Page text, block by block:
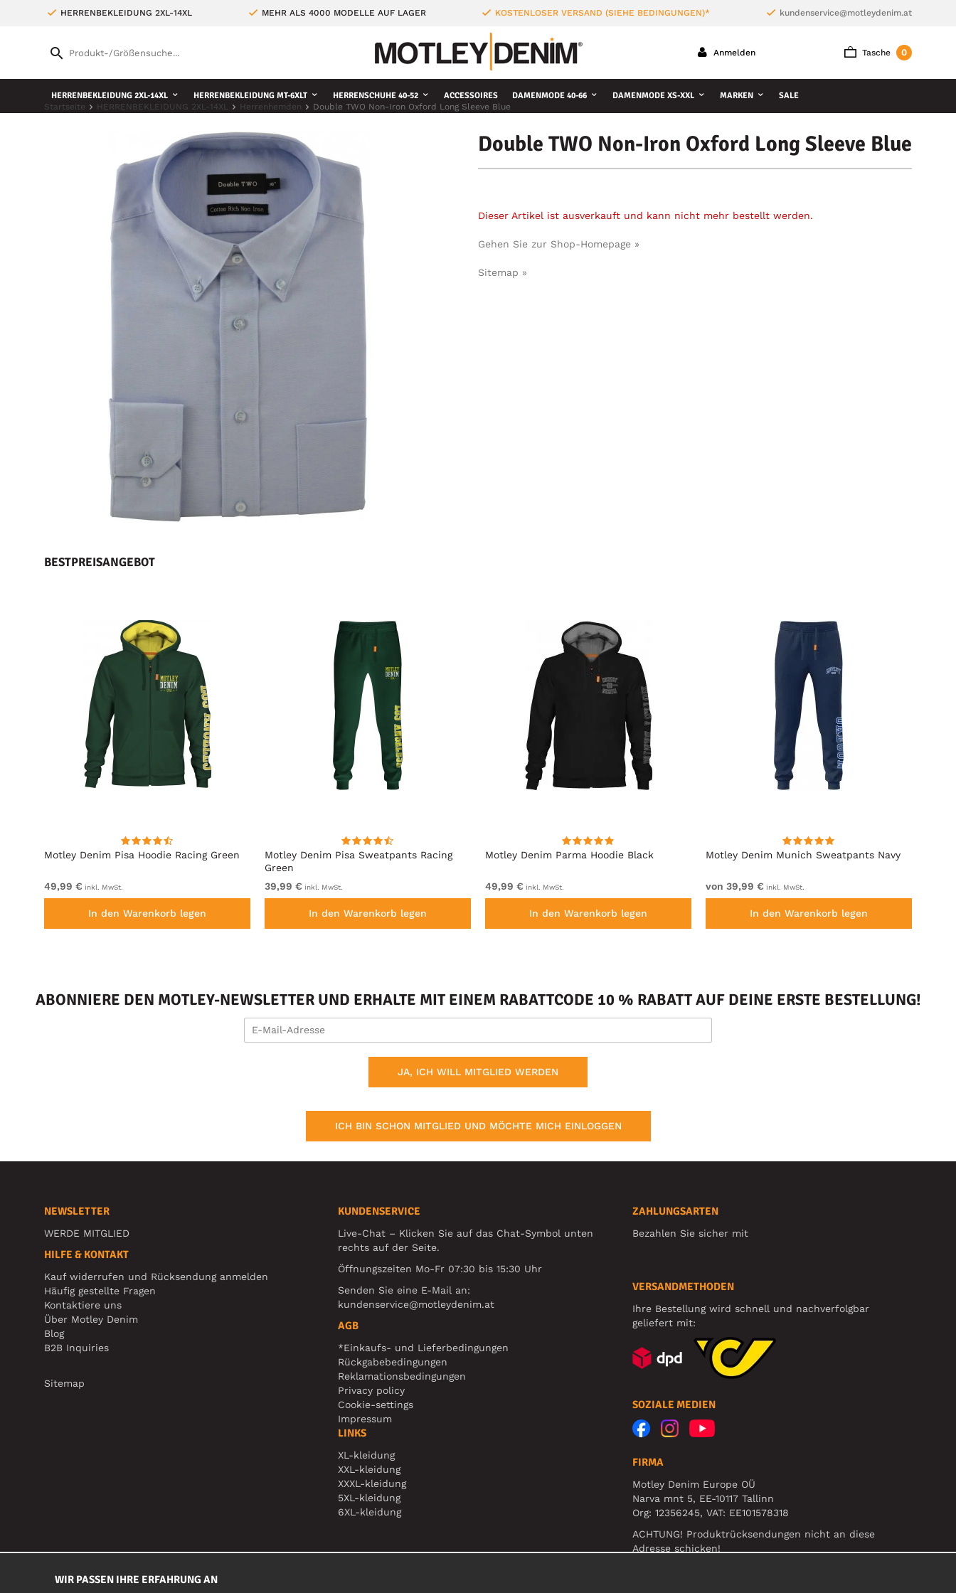
HERRENBEKLEIDUNG 2XL-14XL MEHR ALS 4000 MODELLE AUF LAGER KOSTENLOSER VERSAND (SIEHE BEDINGUNGEN)* kundenservice@motleydenim.at
Tasche 0
Anmelden
HERRENBEKLEIDUNG 2XL-14XL HERRENBEKLEIDUNG MT-6XLT HERRENSCHUHE 40-52 ACCESSOIRES DAMENMODE 40-66 DAMENMODE XS-XXL MARKEN SALE
Startseite HERRENBEKLEIDUNG 2XL-14XL Herrenhemden Double TWO Non-Iron Oxford Long Sleeve Blue
Double TWO Non-Iron Oxford Long Sleeve Blue
Dieser Artikel ist ausverkauft und kann nicht mehr bestellt werden.
Gehen Sie zur Shop-Homepage »
Sitemap »
BESTPREISANGEBOT
Motley Denim Pisa Hoodie Racing Green
49,99 € inkl. MwSt.
In den Warenkorb legen
Motley Denim Pisa Sweatpants Racing
Green
39,99 € inkl. MwSt.
In den Warenkorb legen
Motley Denim Parma Hoodie Black
49,99 € inkl. MwSt.
In den Warenkorb legen
Motley Denim Munich Sweatpants Navy
von 39,99 € inkl. MwSt.
In den Warenkorb legen
ABONNIERE DEN MOTLEY-NEWSLETTER UND ERHALTE MIT EINEM RABATTCODE 10 % RABATT AUF DEINE ERSTE BESTELLUNG!
JA, ICH WILL MITGLIED WERDEN
ICH BIN SCHON MITGLIED UND MÖCHTE MICH EINLOGGEN
NEWSLETTER
WERDE MITGLIED
HILFE & KONTAKT
Kauf widerrufen und Rücksendung anmelden
Häufig gestellte Fragen
Kontaktiere uns
Über Motley Denim
Blog
B2B Inquiries
Sitemap
KUNDENSERVICE
Live-Chat – Klicken Sie auf das Chat-Symbol unten
rechts auf der Seite.
Öffnungszeiten Mo-Fr 07:30 bis 15:30 Uhr
Senden Sie eine E-Mail an:
kundenservice@motleydenim.at
AGB
*Einkaufs- und Lieferbedingungen
Rückgabebedingungen
Reklamationsbedingungen
Privacy policy
Cookie-settings
Impressum
LINKS
XL-kleidung
XXL-kleidung
XXXL-kleidung
5XL-kleidung
6XL-kleidung
ZAHLUNGSARTEN
Bezahlen Sie sicher mit
VERSANDMETHODEN
Ihre Bestellung wird schnell und nachverfolgbar
geliefert mit:
SOZIALE MEDIEN
FIRMA
Motley Denim Europe OÜ
Narva mnt 5, EE-10117 Tallinn
Org: 12356245, VAT: EE101578318
ACHTUNG! Produktrücksendungen nicht an diese
Adresse schicken!
WIR PASSEN IHRE ERFAHRUNG AN